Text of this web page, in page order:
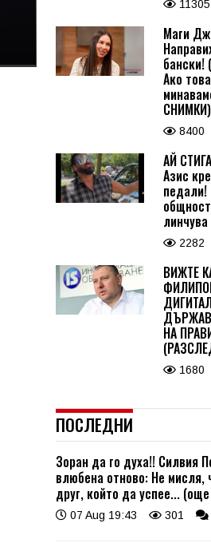
11305
Маги
бански!
Ако
СНИМКИ)
8400
АЙ
Азис
педали!
2282
ВИЖТЕ
НА
1680
ПОСЛЕДНИ
Зоран да го духа!! Силвия
влюбена отново: Не мисля,
друг, който да успее...
07 Aug 19:43 301